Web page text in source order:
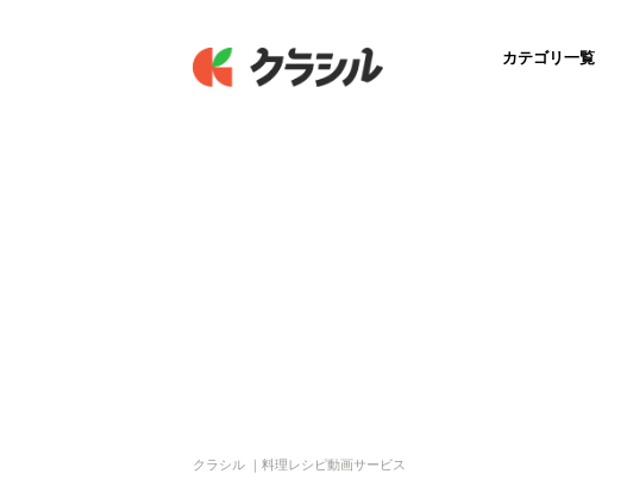
カテゴリ一覧
クラシル ｜料理レシピ動画サービス